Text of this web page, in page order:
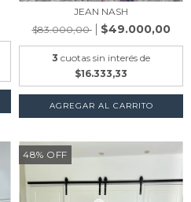
JEAN NASH
$83.000,00
$49.000,00
3 cuotas sin interés de
$16.333,33
AGREGAR AL CARRITO
48% OFF